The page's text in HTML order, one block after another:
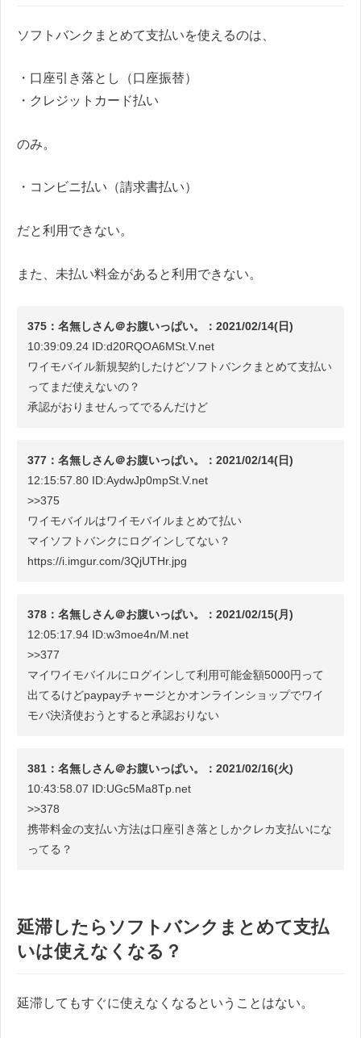
ソフトバンクまとめて支払いを使えるのは、
・口座引き落とし（口座振替）
・クレジットカード払い
のみ。
・コンビニ払い（請求書払い）
だと利用できない。
また、未払い料金があると利用できない。
375：名無しさん＠お腹いっぱい。：2021/02/14(日)
10:39:09.24 ID:d20RQOA6MSt.V.net
ワイモバイル新規契約したけどソフトバンクまとめて支払い
ってまだ使えないの？
承認がおりませんってでるんだけど
377：名無しさん＠お腹いっぱい。：2021/02/14(日)
12:15:57.80 ID:AydwJp0mpSt.V.net
>>375
ワイモバイルはワイモバイルまとめて払い
マイソフトバンクにログインしてない？
https://i.imgur.com/3QjUTHr.jpg
378：名無しさん＠お腹いっぱい。：2021/02/15(月)
12:05:17.94 ID:w3moe4n/M.net
>>377
マイワイモバイルにログインして利用可能金額5000円って
出てるけどpaypayチャージとかオンラインショップでワイ
モバ決済使おうとすると承認おりない
381：名無しさん＠お腹いっぱい。：2021/02/16(火)
10:43:58.07 ID:UGc5Ma8Tp.net
>>378
携帯料金の支払い方法は口座引き落としかクレカ支払いにな
ってる？
延滞したらソフトバンクまとめて支払
いは使えなくなる？
延滞してもすぐに使えなくなるということはない。